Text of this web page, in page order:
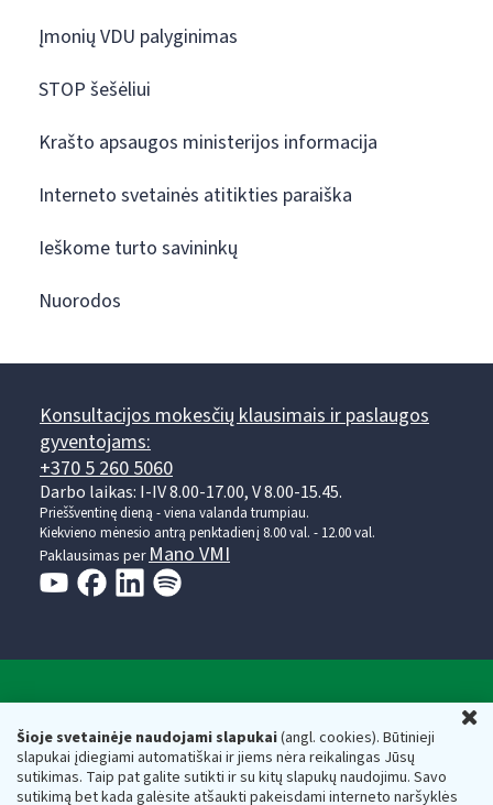
Šioje svetainėje naudojami slapukai(angl. cookies). Būtinieji
slapukai įdiegiami automatiškai ir jiems nėra reikalingas Jūsų
sutikimas. Taip pat galite sutikti ir su kitų slapukų naudojimu. Savo
sutikimą bet kada galėsite atšaukti pakeisdami interneto naršyklės
Įmonių VDU palyginimas
STOP šešėliui
Krašto apsaugos ministerijos informacija
Interneto svetainės atitikties paraiška
Ieškome turto savininkų
Nuorodos
Konsultacijos mokesčių klausimais ir paslaugos
gyventojams:
+370 5 260 5060
Darbo laikas: I-IV 8.00-17.00, V 8.00-15.45.
Prieššventinę dieną - viena valanda trumpiau.
Kiekvieno mėnesio antrą penktadienį 8.00 val. - 12.00 val.
Paklausimas per Mano VMI
Respublikos finansų ministerijos
Biudžetinė įstaiga. Juridinio asmens kodas — 188659752,
adresas: Vasario 16-osios g. 14, 01107 Vilnius, Lietuva, el.paštas: